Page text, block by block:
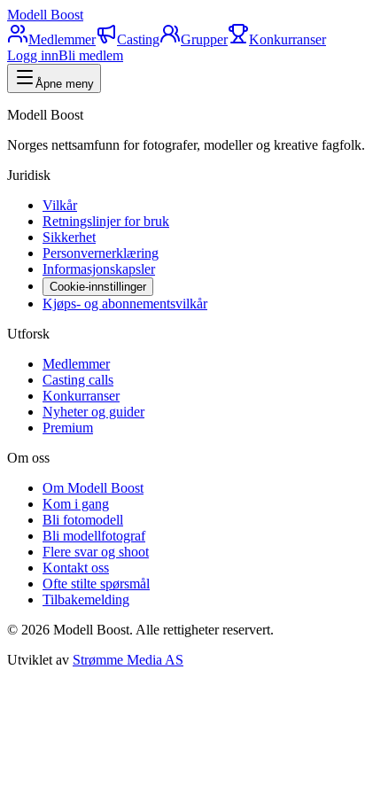
Modell Boost
Medlemmer
Casting Grupper
Konkurranser
Logg innBli medlem
Åpne meny
Modell Boost
Norges nettsamfunn for fotografer, modeller og kreative fagfolk.
Juridisk
Vilkår
Retningslinjer for bruk
Sikkerhet
Personvernerklæring
Informasjonskapsler
Cookie-innstillinger
Kjøps- og abonnementsvilkår
Utforsk
Medlemmer
Casting calls
Konkurranser
Nyheter og guider
Premium
Om oss
Om Modell Boost
Kom i gang
Bli fotomodell
Bli modellfotograf
Flere svar og shoot
Kontakt oss
Ofte stilte spørsmål
Tilbakemelding
© 2026 Modell Boost. Alle rettigheter reservert.
Utviklet av Strømme Media AS